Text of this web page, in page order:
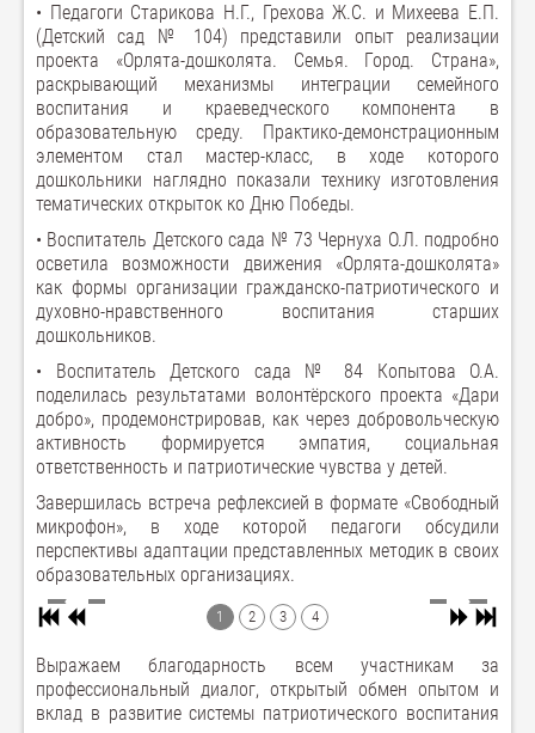
• Педагоги Старикова Н.Г., Грехова Ж.С. и Михеева Е.П.
(Детский сад № 104) представили опыт реализации
проекта «Орлята-дошколята. Семья. Город. Страна»,
раскрывающий механизмы интеграции семейного
воспитания и краеведческого компонента в
образовательную среду. Практико-демонстрационным
элементом стал мастер-класс, в ходе которого
дошкольники наглядно показали технику изготовления
тематических открыток ко Дню Победы.
• Воспитатель Детского сада № 73 Чернуха О.Л. подробно
осветила возможности движения «Орлята-дошколята»
как формы организации гражданско-патриотического и
духовно-нравственного воспитания старших
дошкольников.
• Воспитатель Детского сада № 84 Копытова О.А.
поделилась результатами волонтёрского проекта «Дари
добро», продемонстрировав, как через добровольческую
активность формируется эмпатия, социальная
ответственность и патриотические чувства у детей.
Завершилась встреча рефлексией в формате «Свободный
микрофон», в ходе которой педагоги обсудили
перспективы адаптации представленных методик в своих
образовательных организациях.
1 2 3 4
Выражаем благодарность всем участникам за
профессиональный диалог, открытый обмен опытом и
вклад в развитие системы патриотического воспитания